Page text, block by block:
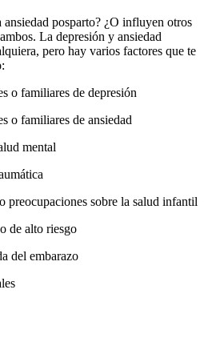
posparto? ¿O influyen otros
La depresión y ansiedad
pero hay varios factores que te
o familiares de depresión
o familiares de ansiedad
mental
sobre la salud infantil
de alto riesgo
del embarazo